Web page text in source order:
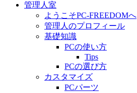
管理人室
ようこそPC-FREEDOMへ
管理人のプロフィール
基礎知識
PCの使い方
Tips
PCの選び方
カスタマイズ
PCパーツ